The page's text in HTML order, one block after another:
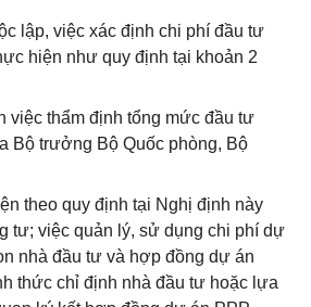
lập, việc xác định chi phí đầu tư
hiện như quy định tại khoản 2
việc thẩm định tổng mức đầu tư
Bộ trưởng Bộ Quốc phòng, Bộ
theo quy định tại Nghị định này
tư; việc quản lý, sử dụng chi phí dự
nhà đầu tư và hợp đồng dự án
thức chỉ định nhà đầu tư hoặc lựa